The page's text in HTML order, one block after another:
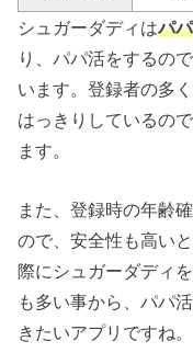
シュガーダディはパ
り、パパ活をするの
います。登録者の多
はっきりしているの
ます。
また、登録時の年齢
ので、安全性も高い
際にシュガーダディ
も多い事から、パパ
きたいアプリですね。